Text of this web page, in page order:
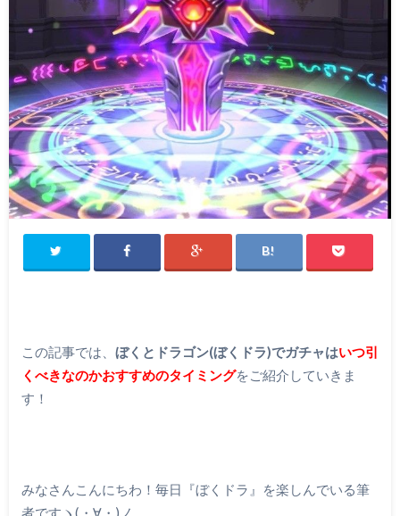
この記事では、 ぼくとドラゴン(ぼくドラ)でガチャはいつ引
くべきなのかおすすめのタイミングをご紹介していきま
す！
みなさんこんにちわ！毎日『ぼくドラ』を楽しんでいる筆
者ですヽ(・∀・)ノ